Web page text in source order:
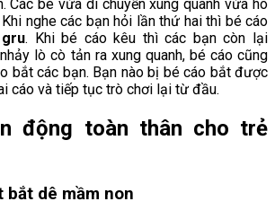
Các bé vừa di chuyển xung quanh vừa hô
Khi nghe các bạn hỏi lần thứ hai thì bé cáo
. Khi bé cáo kêu thì các bạn còn lại
lò cò tản ra xung quanh, bé cáo cũng
bắt các bạn. Bạn nào bị bé cáo bắt được
cáo và tiếp tục trò chơi lại từ đầu.
động toàn thân cho trẻ
bắt dê mầm non